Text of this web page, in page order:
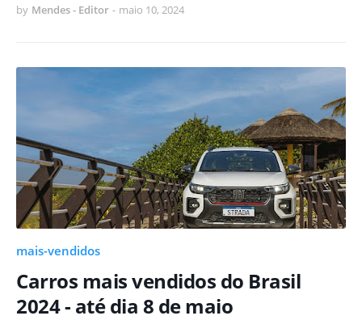
by Mendes - Editor - maio 10, 2024
mais-vendidos
Carros mais vendidos do Brasil
2024 - até dia 8 de maio